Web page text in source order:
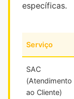
específicas.
Serviço
SAC
(Atendimento
ao Cliente)